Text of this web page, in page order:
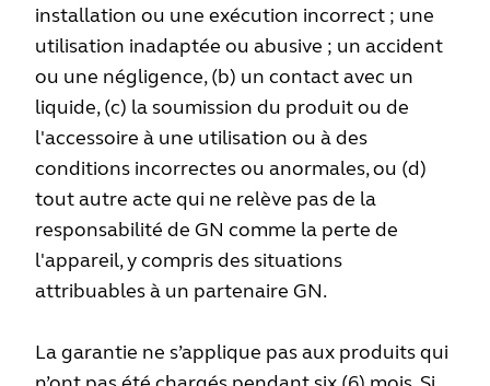
installation ou une exécution incorrect ; une
utilisation inadaptée ou abusive ; un accident
ou une négligence, (b) un contact avec un
liquide, (c) la soumission du produit ou de
l'accessoire à une utilisation ou à des
conditions incorrectes ou anormales, ou (d)
tout autre acte qui ne relève pas de la
responsabilité de GN comme la perte de
l'appareil, y compris des situations
attribuables à un partenaire GN.
La garantie ne s’applique pas aux produits qui